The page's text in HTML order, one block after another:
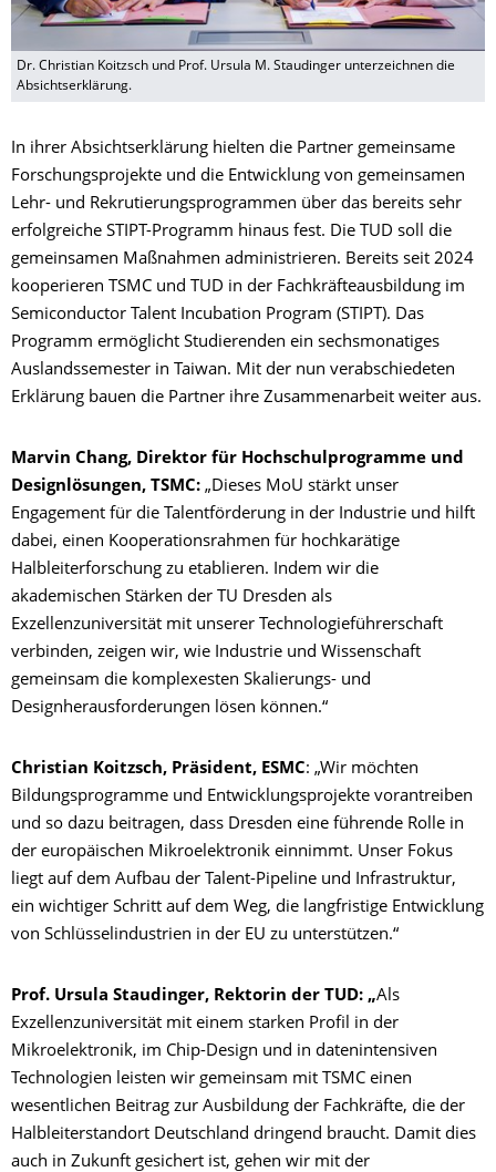
Dr. Christian Koitzsch und Prof. Ursula M. Staudinger unterzeichnen die
Absichtserklärung.
In ihrer Absichtserklärung hielten die Partner gemeinsame
Forschungsprojekte und die Entwicklung von gemeinsamen
Lehr- und Rekrutierungsprogrammen über das bereits sehr
erfolgreiche STIPT-Programm hinaus fest. Die TUD soll die
gemeinsamen Maßnahmen administrieren. Bereits seit 2024
kooperieren TSMC und TUD in der Fachkräfteausbildung im
Semiconductor Talent Incubation Program (STIPT). Das
Programm ermöglicht Studierenden ein sechsmonatiges
Auslandssemester in Taiwan. Mit der nun verabschiedeten
Erklärung bauen die Partner ihre Zusammenarbeit weiter aus.
Marvin Chang, Direktor für Hochschulprogramme und
Designlösungen, TSMC: „Dieses MoU stärkt unser
Engagement für die Talentförderung in der Industrie und hilft
dabei, einen Kooperationsrahmen für hochkarätige
Halbleiterforschung zu etablieren. Indem wir die
akademischen Stärken der TU Dresden als
Exzellenzuniversität mit unserer Technologieführerschaft
verbinden, zeigen wir, wie Industrie und Wissenschaft
gemeinsam die komplexesten Skalierungs- und
Designherausforderungen lösen können.“
Christian Koitzsch, Präsident, ESMC: „Wir möchten
Bildungsprogramme und Entwicklungsprojekte vorantreiben
und so dazu beitragen, dass Dresden eine führende Rolle in
der europäischen Mikroelektronik einnimmt. Unser Fokus
liegt auf dem Aufbau der Talent-Pipeline und Infrastruktur,
ein wichtiger Schritt auf dem Weg, die langfristige Entwicklung
von Schlüsselindustrien in der EU zu unterstützen.“
Prof. Ursula Staudinger, Rektorin der TUD: „Als
Exzellenzuniversität mit einem starken Profil in der
Mikroelektronik, im Chip-Design und in datenintensiven
Technologien leisten wir gemeinsam mit TSMC einen
wesentlichen Beitrag zur Ausbildung der Fachkräfte, die der
Halbleiterstandort Deutschland dringend braucht. Damit dies
auch in Zukunft gesichert ist, gehen wir mit der